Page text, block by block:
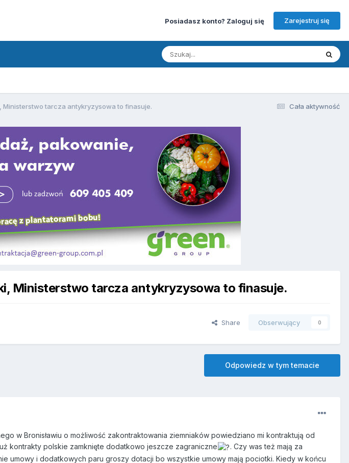
Posiadasz konto? Zaloguj się Zarejestruj się
Cała aktywność
Ministerstwo tarcza antykryzysowa to finasuje.
Ministerstwo tarcza antykryzysowa to finasuje.
Share Obserwujący 0
Odpowiedz w tym temacie
w Bronisławiu o możliwość zakontraktowania ziemniaków powiedziano mi kontraktują od
kontrakty polskie zamknięte dodatkowo jeszcze zagraniczne
. Czy was też mają za
umowy i dodatkowych paru groszy dotacji bo wszystkie umowy mają pociotki. Kiedy w końcu